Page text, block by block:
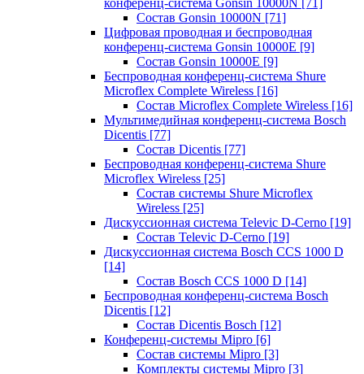
конференц-система Gonsin 10000N [71]
Состав Gonsin 10000N [71]
Цифровая проводная и беспроводная
конференц-система Gonsin 10000E [9]
Состав Gonsin 10000E [9]
Беспроводная конференц-система Shure
Microflex Complete Wireless [16]
Состав Microflex Complete Wireless [16]
Мультимедийная конференц-система Bosch
Dicentis [77]
Состав Dicentis [77]
Беспроводная конференц-система Shure
Microflex Wireless [25]
Состав системы Shure Microflex
Wireless [25]
Дискуссионная система Televic D-Cerno [19]
Состав Televic D-Cerno [19]
Дискуссионная система Bosch CCS 1000 D
[14]
Состав Bosch CCS 1000 D [14]
Беспроводная конференц-система Bosch
Dicentis [12]
Состав Dicentis Bosch [12]
Конференц-системы Mipro [6]
Состав системы Mipro [3]
Комплекты системы Mipro [3]